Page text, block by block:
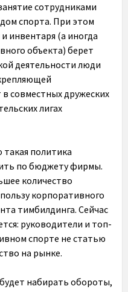
сотрудниками
спорта. При этом
инвентаря (а иногда
объекта) берет
деятельности люди
совместных дружеских
лигах
такая политика
по бюджету фирмы.
количество
корпоративного
тимбилдинга. Сейчас
руководители и топ-
спорте не статью
на рынке.
набирать обороты,